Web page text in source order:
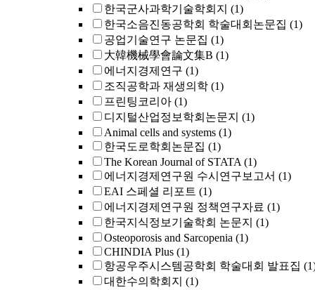
한국군사과학기술학회지 (1)
한국소음진동공학회 학술대회논문집 (1)
공업기술연구 논문집 (1)
大韓機械學會論文集B (1)
에너지경제연구 (1)
조직공학과 재생의학 (1)
프린팅코리아 (1)
디지털산업정보학회논문지 (1)
Animal cells and systems (1)
한국도로학회논문집 (1)
The Korean Journal of STATA (1)
에너지경제연구원 수시연구보고서 (1)
EAI 스페셜 리포트 (1)
에너지경제연구원 정책연구자료 (1)
한국지식정보기술학회 논문지 (1)
Osteoporosis and Sarcopenia (1)
CHINDIA Plus (1)
항공우주시스템공학회 학술대회 발표집
대한수의학회지 (1)